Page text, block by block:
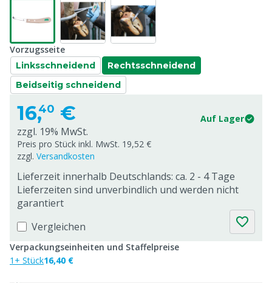
Vorzugsseite
Linksschneidend
Rechtsschneidend
Beidseitig schneidend
16,40 € Auf Lager
zzgl. 19% MwSt.
Preis pro Stück inkl. MwSt. 19,52 €
zzgl. Versandkosten
Lieferzeit innerhalb Deutschlands: ca. 2 - 4 Tage
Lieferzeiten sind unverbindlich und werden nicht
garantiert
Vergleichen
Verpackungseinheiten und Staffelpreise
1+ Stück16,40 €